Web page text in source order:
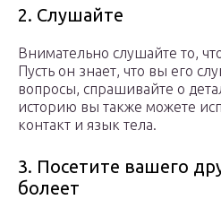
2. Слушайте
Внимательно слушайте то,
Пусть он знает, что вы его
вопросы, спрашивайте о
историю вы также можете
контакт и язык тела.
3. Посетите вашего
болеет